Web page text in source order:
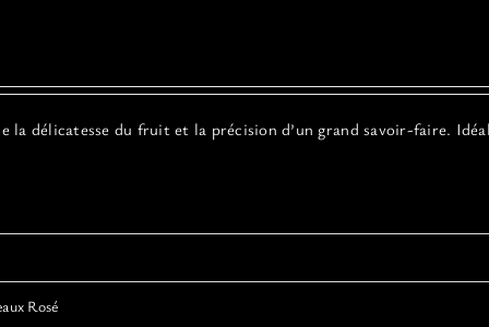
la délicatesse du fruit et la précision d’un grand savoir-faire.
Rosé